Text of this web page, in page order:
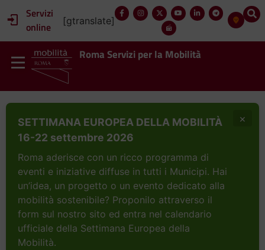
Servizi
online
[gtranslate]
Roma Servizi per la Mobilità
SETTIMANA EUROPEA DELLA MOBILITÀ
16-22 settembre 2026
Roma aderisce con un ricco programma di
eventi e iniziative diffuse in tutti i Municipi. Hai
un’idea, un progetto o un evento dedicato alla
mobilità sostenibile? Proponilo attraverso il
form sul nostro sito ed entra nel calendario
ufficiale della Settimana Europea della
Mobilità.
×